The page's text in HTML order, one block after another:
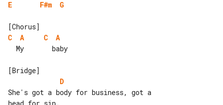
E
F#m G
C
A C
A
D
She's got a body for business, got a